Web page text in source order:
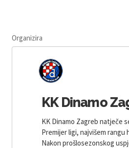
Organizira
KK Dinamo
KK Dinamo Zagreb natječe
Premijer ligi, najvišem rangu
Nakon prošlosezonskog